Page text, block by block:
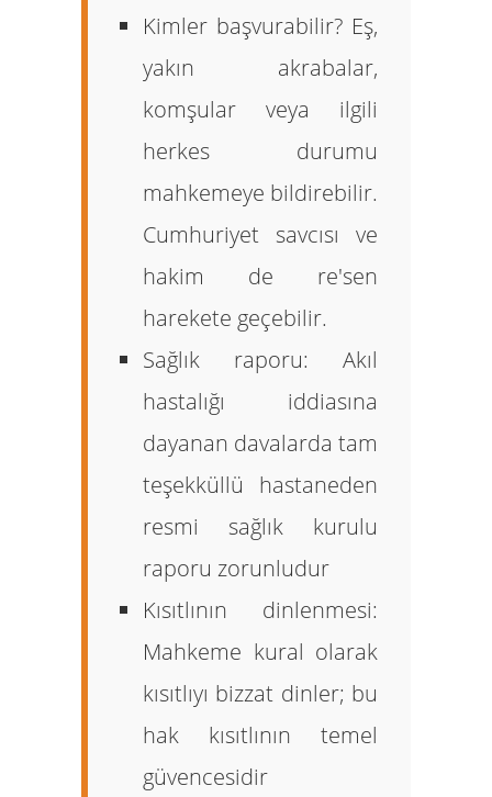
Kimler başvurabilir? Eş,
yakın akrabalar,
komşular veya ilgili
herkes durumu
mahkemeye bildirebilir.
Cumhuriyet savcısı ve
hakim de re'sen
harekete geçebilir.
Sağlık raporu: Akıl
hastalığı iddiasına
dayanan davalarda tam
teşekküllü hastaneden
resmi sağlık kurulu
raporu zorunludur
Kısıtlının dinlenmesi:
Mahkeme kural olarak
kısıtlıyı bizzat dinler; bu
hak kısıtlının temel
güvencesidir